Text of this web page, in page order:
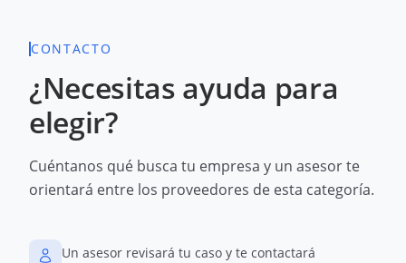
CONTACTO
¿Necesitas ayuda para
elegir?
Cuéntanos qué busca tu empresa y un asesor te
orientará entre los proveedores de esta categoría.
Un asesor revisará tu caso y te contactará